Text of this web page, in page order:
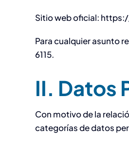
Sitio web oficial:
Para cualquier asunto
6115.
II. Datos
Con motivo de la
categorías de datos